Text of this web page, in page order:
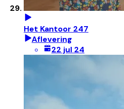
Het Kantoor 247
Aflevering
22 jul 24